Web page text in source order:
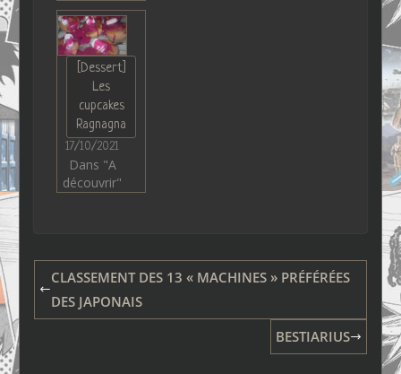
[Dessert]
Les
cupcakes
Ragnagna
17/10/2021
Dans "A
découvrir"
CLASSEMENT DES 13 « MACHINES » PRÉFÉRÉES
DES JAPONAIS
BESTIARIUS